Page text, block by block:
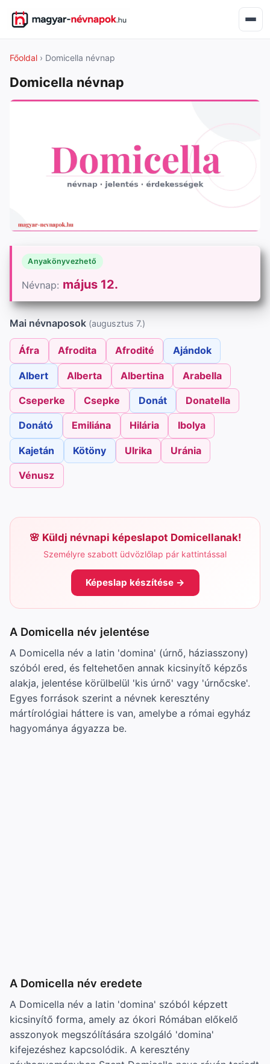
Főoldal › Domicella névnap
Domicella névnap
Anyakönyvezhető
Névnap: május 12.
Mai névnaposok (augusztus 7.)
Áfra Afrodita Afrodité Ajándok
Albert Alberta Albertina Arabella
Cseperke Csepke Donát Donatella
Donátó Emiliána Hilária Ibolya
Kajetán Kötöny Ulrika Uránia
Vénusz
Küldj névnapi képeslapot Domicellanak!
Személyre szabott üdvözlőlap pár kattintással
Képeslap készítése →
A Domicella név jelentése
A Domicella név a latin 'domina' (úrnő, háziasszony)
szóból ered, és feltehetően annak kicsinyítő képzős
alakja, jelentése körülbelül 'kis úrnő' vagy 'úrnőcske'.
Egyes források szerint a névnek keresztény
mártírológiai háttere is van, amelybe a római egyház
hagyománya ágyazza be.
A Domicella név eredete
A Domicella név a latin 'domina' szóból képzett
kicsinyítő forma, amely az ókori Rómában előkelő
asszonyok megszólítására szolgáló 'domina'
kifejezéshez kapcsolódik. A keresztény